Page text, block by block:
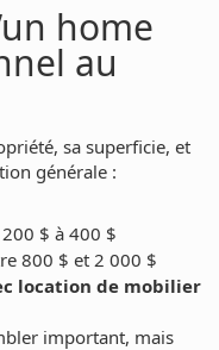
home
au
sa superficie, et
générale :
$ à 400 $
800 $ et 2 000 $
location de mobilier
important, mais